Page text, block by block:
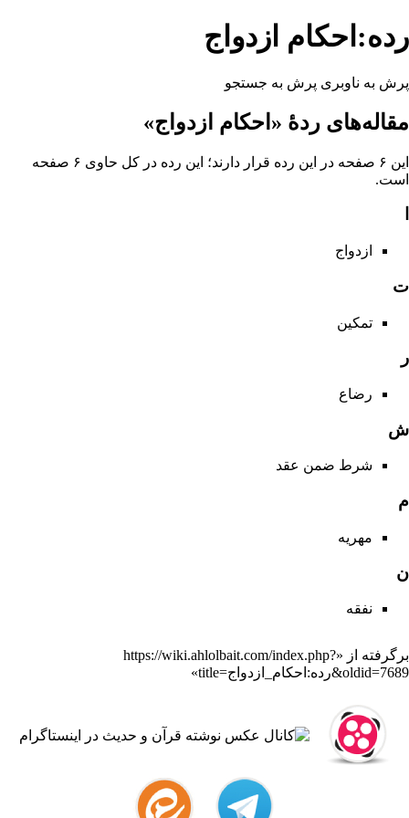
رده:احکام ازدواج
پرش به ناوبری پرش به جستجو
مقاله‌های ردهٔ «احکام ازدواج»
این ۶ صفحه در این رده قرار دارند؛ این رده در کل حاوی ۶ صفحه
است.
ازدواج
ت
تمکین
ر
رضاع
ش
شرط ضمن عقد
م
مهریه
ن
نفقه
برگرفته از «https://wiki.ahlolbait.com/index.php?
title=رده:احکام_ازدواج&oldid=7689
»